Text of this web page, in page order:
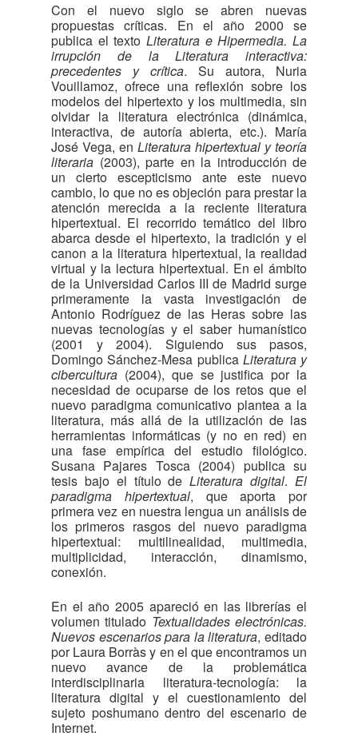
Con el nuevo siglo se abren nuevas
propuestas críticas. En el año 2000 se
publica el texto Literatura e Hipermedia. La
irrupción de la Literatura interactiva:
precedentes y crítica. Su autora, Nuria
Vouillamoz, ofrece una reflexión sobre los
modelos del hipertexto y los multimedia, sin
olvidar la literatura electrónica (dinámica,
interactiva, de autoría abierta, etc.). María
José Vega, en Literatura hipertextual y teoría
literaria (2003), parte en la introducción de
un cierto escepticismo ante este nuevo
cambio, lo que no es objeción para prestar la
atención merecida a la reciente literatura
hipertextual. El recorrido temático del libro
abarca desde el hipertexto, la tradición y el
canon a la literatura hipertextual, la realidad
virtual y la lectura hipertextual. En el ámbito
de la Universidad Carlos III de Madrid surge
primeramente la vasta investigación de
Antonio Rodríguez de las Heras sobre las
nuevas tecnologías y el saber humanístico
(2001 y 2004). Siguiendo sus pasos,
Domingo Sánchez-Mesa publica Literatura y
cibercultura (2004), que se justifica por la
necesidad de ocuparse de los retos que el
nuevo paradigma comunicativo plantea a la
literatura, más allá de la utilización de las
herramientas informáticas (y no en red) en
una fase empírica del estudio filológico.
Susana Pajares Tosca (2004) publica su
tesis bajo el título deLiteratura digital.El
paradigma hipertextual, que aporta por
primera vez en nuestra lengua un análisis de
los primeros rasgos del nuevo paradigma
hipertextual: multilinealidad, multimedia,
multiplicidad, interacción, dinamismo,
conexión.
En el año 2005 apareció en las librerías el
volumen titulado Textualidades electrónicas.
Nuevos escenarios para la literatura, editado
por Laura Borràs y en el que encontramos un
nuevo avance de la problemática
interdisciplinaria literatura-tecnología: la
literatura digital y el cuestionamiento del
sujeto poshumano dentro del escenario de
Internet.